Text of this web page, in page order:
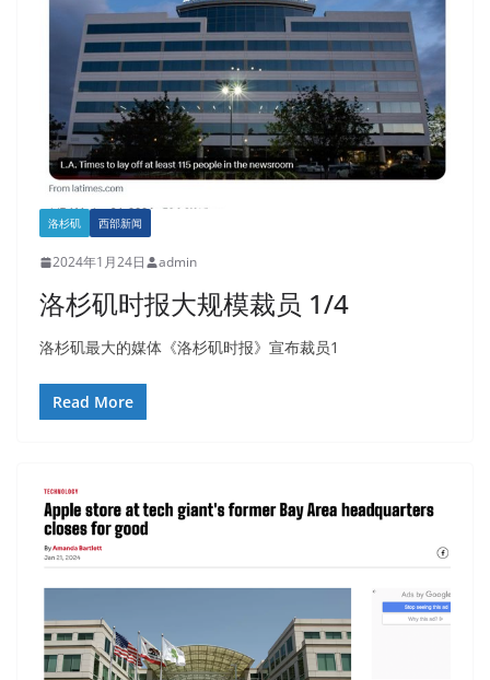
洛杉矶 西部新闻
2024年1月24日 admin
洛杉矶时报大规模裁员 1/4
洛杉矶最大的媒体《洛杉矶时报》宣布裁员1
Read More